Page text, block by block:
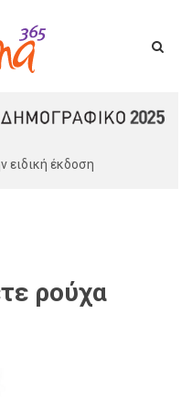
ειδική έκδοση
ρούχα